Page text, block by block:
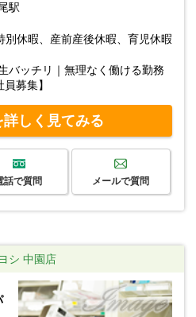
駅
別休暇、産前産後休暇、育児休暇
バッチリ｜無理なく働ける勤務
募集】
しく見てみる
話で質問 メールで質問
シ 中園店